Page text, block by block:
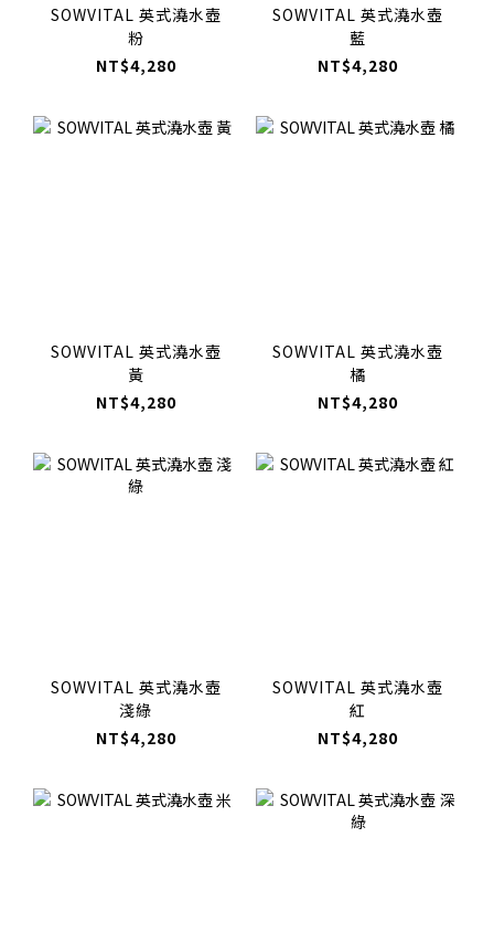
SOWVITAL 英式澆水壺
粉
NT$4,280
SOWVITAL 英式澆水壺
藍
NT$4,280
SOWVITAL 英式澆水壺
黃
NT$4,280
SOWVITAL 英式澆水壺
橘
NT$4,280
SOWVITAL 英式澆水壺
淺綠
NT$4,280
SOWVITAL 英式澆水壺
紅
NT$4,280